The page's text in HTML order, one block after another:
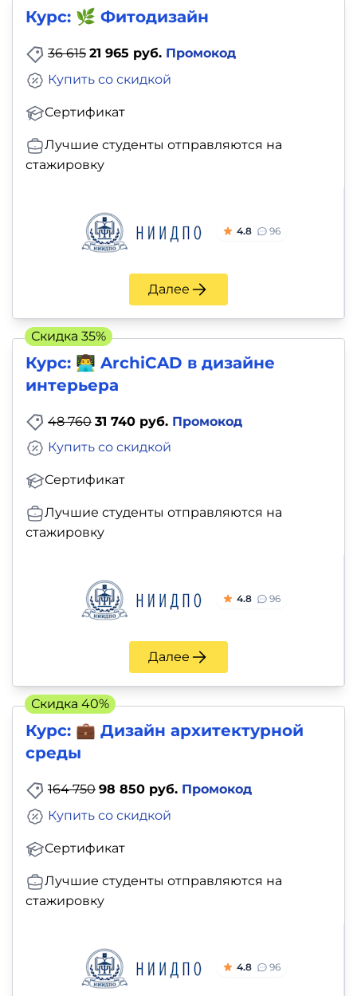
Курс: 🌿 Фитодизайн
36 615 21 965 руб. Промокод
Сертификат
Купить со скидкой
Лучшие студенты отправляются на
стажировку
4.8 96
Далее
Курс: 👨‍💻 ArchiCAD в дизайне
интерьера
48 760 31 740 руб. Промокод
Сертификат
Купить со скидкой
Лучшие студенты отправляются на
стажировку
4.8 96
Далее
Скидка 35%
Курс: 💼 Дизайн архитектурной
среды
164 750 98 850 руб. Промокод
Сертификат
Купить со скидкой
Лучшие студенты отправляются на
стажировку
4.8 96
Скидка 40%